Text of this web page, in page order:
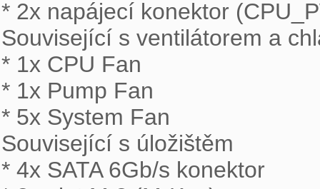
* 2x napájecí konektor
Související s ventilátorem a
* 1x CPU Fan
* 1x Pump Fan
* 5x System Fan
Související s úložištěm
* 4x SATA 6Gb/s konektor